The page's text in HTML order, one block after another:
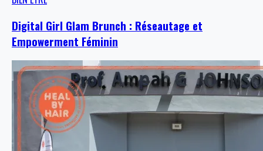
Digital Girl Glam Brunch : Réseautage et
Empowerment Féminin